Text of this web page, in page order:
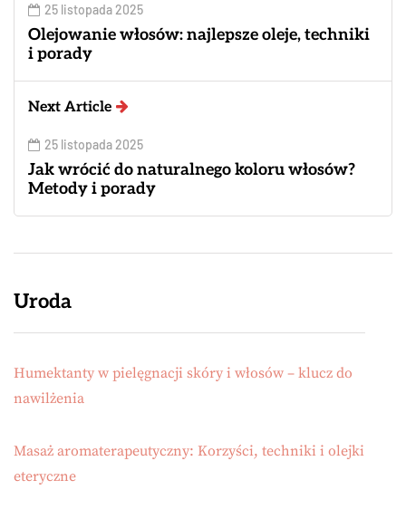
25 listopada 2025
Olejowanie włosów: najlepsze oleje, techniki
i porady
Next Article
25 listopada 2025
Jak wrócić do naturalnego koloru włosów?
Metody i porady
Uroda
Humektanty w pielęgnacji skóry i włosów – klucz do
nawilżenia
Masaż aromaterapeutyczny: Korzyści, techniki i olejki
eteryczne